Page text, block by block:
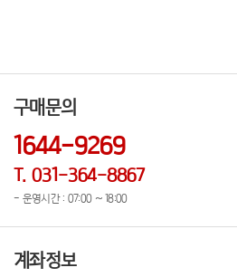
구매문의
1644-9269
T. 031-364-8867
- 운영시간 : 07:00 ~ 18:00
계좌정보